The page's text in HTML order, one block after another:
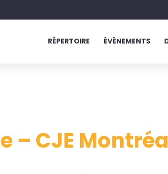
RÉPERTOIRE ÉVÈNEMENTS
– CJE